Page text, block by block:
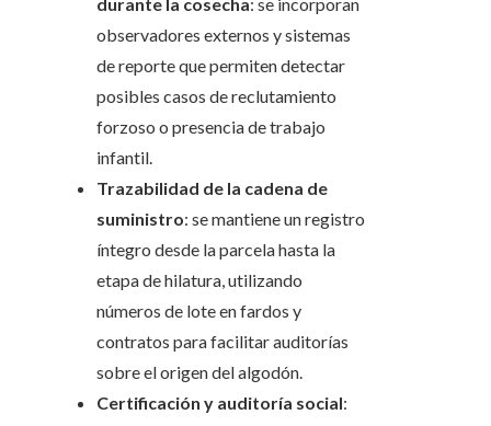
durante la cosecha: se incorporan
observadores externos y sistemas
de reporte que permiten detectar
posibles casos de reclutamiento
forzoso o presencia de trabajo
infantil.
Trazabilidad de la cadena de
suministro: se mantiene un registro
íntegro desde la parcela hasta la
etapa de hilatura, utilizando
números de lote en fardos y
contratos para facilitar auditorías
sobre el origen del algodón.
Certificación y auditoría social: